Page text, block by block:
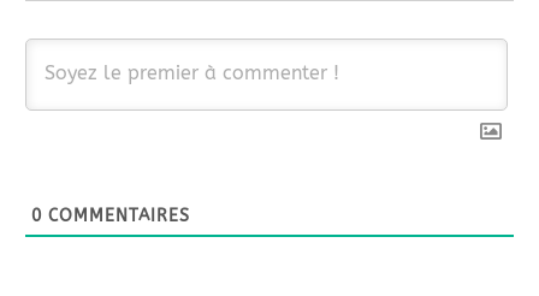
0 COMMENTAIRES